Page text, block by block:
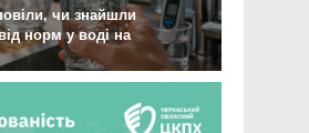
чи знайшли
норм у воді на